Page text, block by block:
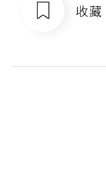
收藏